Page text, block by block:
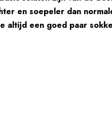
en soepeler dan
altijd een goed paar